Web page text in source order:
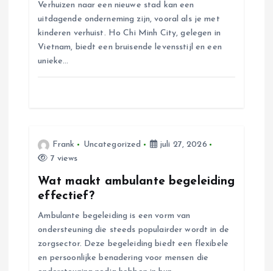
Verhuizen naar een nieuwe stad kan een
uitdagende onderneming zijn, vooral als je met
kinderen verhuist. Ho Chi Minh City, gelegen in
Vietnam, biedt een bruisende levensstijl en een
unieke…
Frank Uncategorized
juli 27, 2026
7 views
Wat maakt ambulante begeleiding
effectief?
Ambulante begeleiding is een vorm van
ondersteuning die steeds populairder wordt in de
zorgsector. Deze begeleiding biedt een flexibele
en persoonlijke benadering voor mensen die